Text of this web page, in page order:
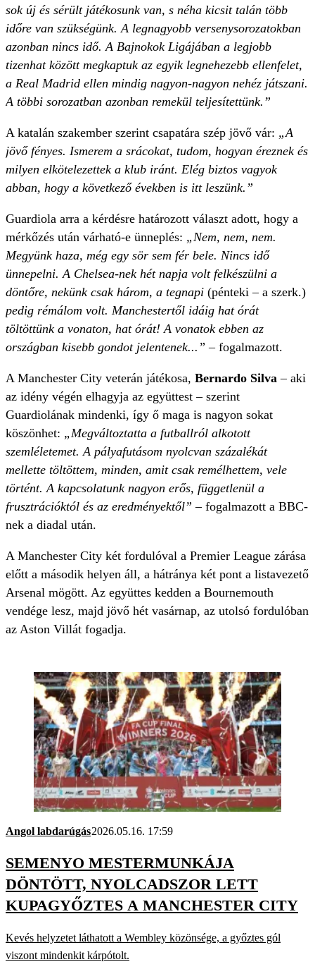
sok új és sérült játékosunk van, s néha kicsit talán több
időre van szükségünk. A legnagyobb versenysorozatokban
azonban nincs idő. A Bajnokok Ligájában a legjobb
tizenhat között megkaptuk az egyik legnehezebb ellenfelet,
a Real Madrid ellen mindig nagyon-nagyon nehéz játszani.
A többi sorozatban azonban remekül teljesítettünk.”
A katalán szakember szerint csapatára szép jövő vár: „A
jövő fényes. Ismerem a srácokat, tudom, hogyan éreznek és
milyen elkötelezettek a klub iránt. Elég biztos vagyok
abban, hogy a következő években is itt leszünk.”
Guardiola arra a kérdésre határozott választ adott, hogy a
mérkőzés után várható-e ünneplés: „Nem, nem, nem.
Megyünk haza, még egy sör sem fér bele. Nincs idő
ünnepelni. A Chelsea-nek hét napja volt felkészülni a
döntőre, nekünk csak három, a tegnapi (pénteki – a szerk.)
pedig rémálom volt. Manchestertől idáig hat órát
töltöttünk a vonaton, hat órát! A vonatok ebben az
országban kisebb gondot jelentenek...” – fogalmazott.
A Manchester City veterán játékosa, Bernardo Silva – aki
az idény végén elhagyja az együttest – szerint
Guardiolának mindenki, így ő maga is nagyon sokat
köszönhet: „Megváltoztatta a futballról alkotott
szemléletemet. A pályafutásom nyolcvan százalékát
mellette töltöttem, minden, amit csak remélhettem, vele
történt. A kapcsolatunk nagyon erős, függetlenül a
frusztrációktól és az eredményektől”– fogalmazott a BBC-
nek a diadal után.
A Manchester City két fordulóval a Premier League zárása
előtt a második helyen áll, a hátránya két pont a listavezető
Arsenal mögött. Az együttes kedden a Bournemouth
vendége lesz, majd jövő hét vasárnap, az utolsó fordulóban
az Aston Villát fogadja.
Angol labdarúgás2026.05.16. 17:59
SEMENYO MESTERMUNKÁJA
DÖNTÖTT, NYOLCADSZOR LETT
KUPAGYŐZTES A MANCHESTER CITY
Kevés helyzetet láthatott a Wembley közönsége, a győztes gól
viszont mindenkit kárpótolt.